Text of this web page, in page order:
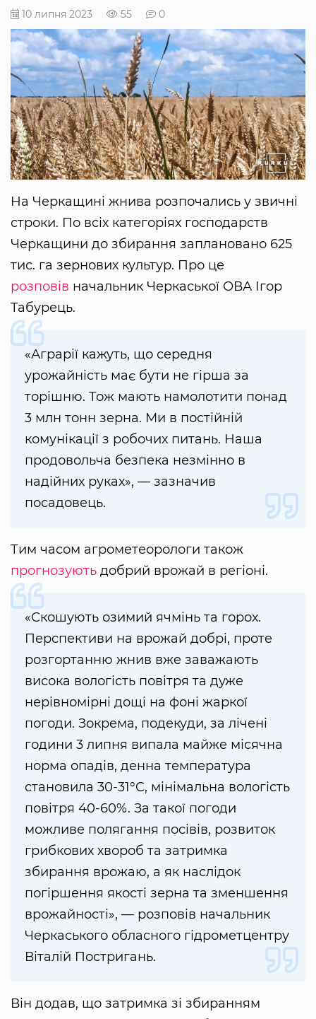
10 липня 2023 55 0
На Черкащині жнива розпочались у звичні
строки. По всіх категоріях господарств
Черкащини до збирання заплановано 625
тис. га зернових культур. Про це
розповів начальник Черкаської ОВА Ігор
Табурець.
«Аграрії кажуть, що середня
урожайність має бути не гірша за
торішню. Тож мають намолотити понад
3 млн тонн зерна. Ми в постійній
комунікації з робочих питань. Наша
продовольча безпека незмінно в
надійних руках», — зазначив
посадовець.
Тим часом агрометеорологи також
прогнозують добрий врожай в регіоні.
«Скошують озимий ячмінь та горох.
Перспективи на врожай добрі, проте
розгортанню жнив вже заважають
висока вологість повітря та дуже
нерівномірні дощі на фоні жаркої
погоди. Зокрема, подекуди, за лічені
години 3 липня випала майже місячна
норма опадів, денна температура
становила 30-31°C, мінімальна вологість
повітря 40-60%. За такої погоди
можливе полягання посівів, розвиток
грибкових хвороб та затримка
збирання врожаю, а як наслідок
погіршення якості зерна та зменшення
врожайності», — розповів начальник
Черкаського обласного гідрометцентру
Віталій Постригань.
Він додав, що затримка зі збиранням